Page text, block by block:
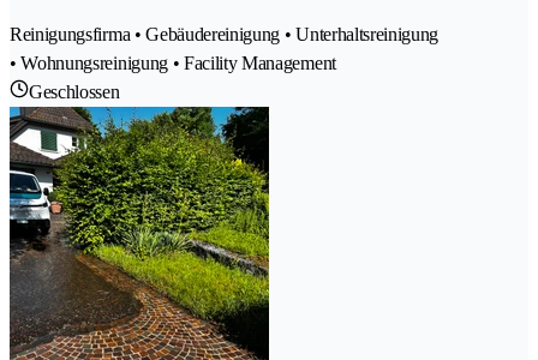
Reinigungsfirma • Gebäudereinigung • Unterhaltsreinigung
• Wohnungsreinigung • Facility Management
Geschlossen